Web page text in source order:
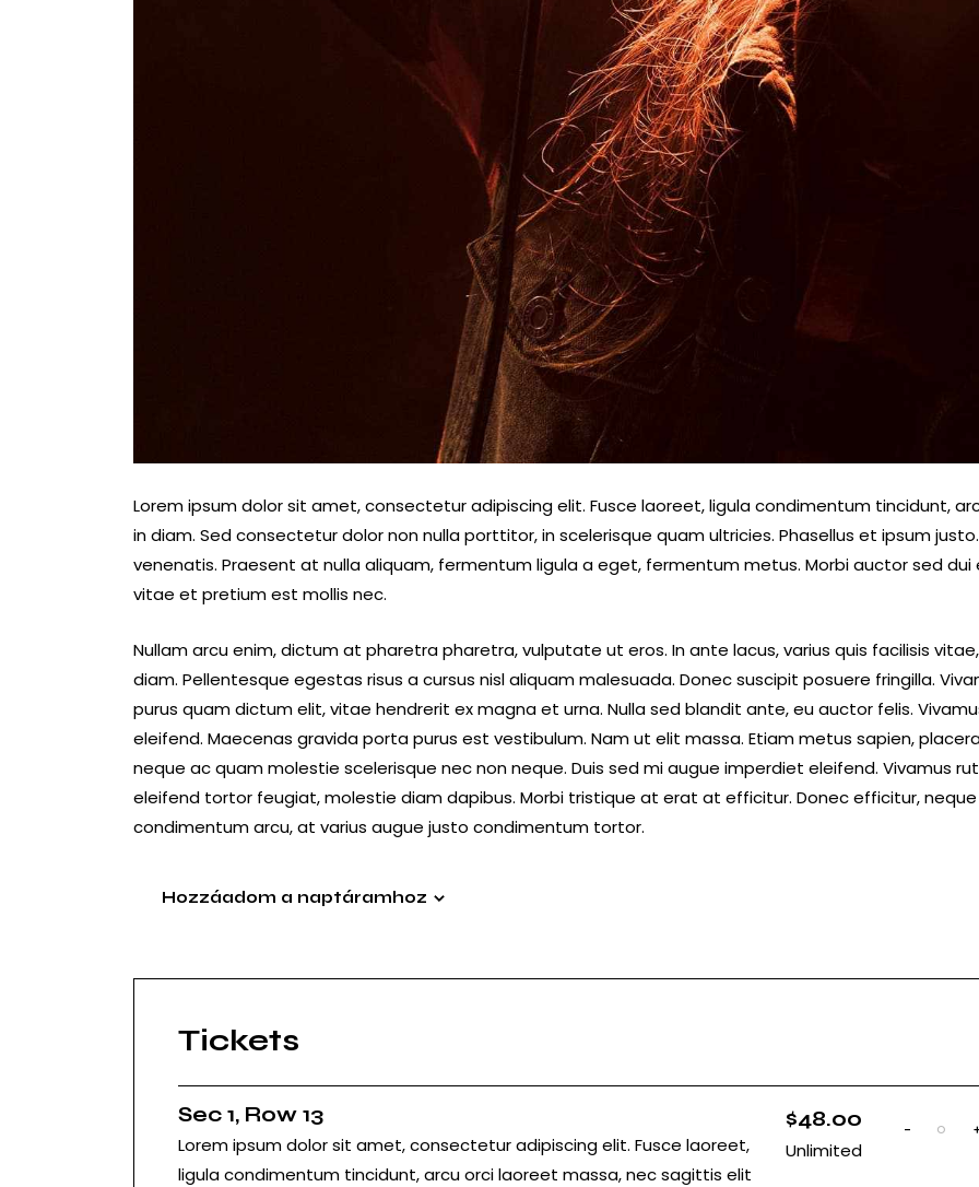
Lorem ipsum dolor sit amet, consectetur adipiscing elit. Fusce laoreet, ligula condimentum tincidunt,
in diam. Sed consectetur dolor non nulla porttitor, in scelerisque quam ultricies. Phasellus et ipsum
venenatis. Praesent at nulla aliquam, fermentum ligula a eget, fermentum metus. Morbi auctor sed dui
vitae et pretium est mollis nec.
Nullam arcu enim, dictum at pharetra pharetra, vulputate ut eros. In ante lacus, varius quis facilisis
diam. Pellentesque egestas risus a cursus nisl aliquam malesuada. Donec suscipit posuere fringilla.
purus quam dictum elit, vitae hendrerit ex magna et urna. Nulla sed blandit ante, eu auctor felis.
eleifend. Maecenas gravida porta purus est vestibulum. Nam ut elit massa. Etiam metus sapien,
neque ac quam molestie scelerisque nec non neque. Duis sed mi augue imperdiet eleifend. Vivamus
eleifend tortor feugiat, molestie diam dapibus. Morbi tristique at erat at efficitur. Donec efficitur,
condimentum arcu, at varius augue justo condimentum tortor.
Hozzáadom a naptáramhoz
Tickets
Sec 1, Row 13
Lorem ipsum dolor sit amet, consectetur adipiscing elit. Fusce laoreet,
ligula condimentum tincidunt, arcu orci laoreet massa, nec sagittis elit
$48.00
Unlimited
-
Q